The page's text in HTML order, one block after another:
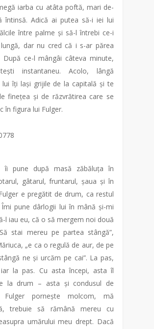
iarba cu atâta poftă, mari de-
întinsă. Adică ai putea să-i iei lui
între palme și să-l întrebi ce-i
dar nu cred că i s-ar părea
După ce-l mângâi câteva minute,
instantaneu. Acolo, lângă
lui îți lași grijile de la capitală și te
finețea și de răzvrătirea care se
în figura lui Fulger.
îi pune după masă zăbăluța în
gâtarul, fruntarul, șaua și în
e pregătit de drum, ca restul
pune dârlogii lui în mână și-mi
l iau eu, că o să mergem noi două
stai mereu pe partea stângă”,
„e ca o regulă de aur, de pe
ne și urcăm pe cai”. La pas,
la pas. Cu asta începi, asta îl
la drum – asta și condusul de
Fulger pornește molcom, mă
trebuie să rămână mereu cu
umărului meu drept. Dacă